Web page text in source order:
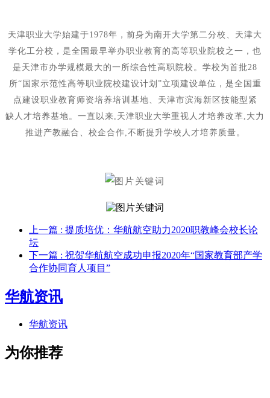
天津职业大学始建于1978年，前身为南开大学第二分校、天津大
学化工分校，是全国最早举办职业教育的高等职业院校之一， 也
是天津市办学规模最大的一所综合性高职院校。学校为首批28
所“国家示范性高等职业院校建设计划”立项建设单位 ，是全国重
点建设职业教育师资培养培训基地、天津市滨海新区技能型紧
缺人才培养基地。 一直以来,天津职业大学重视人才培养改革,大力
推进产教融合、校企合作,不断提升学校人才培养质量。
上一篇 : 提质培优：华航航空助力2020职教峰会校长论
坛
下一篇 : 祝贺华航航空成功申报2020年“国家教育部产学
合作协同育人项目”
华航资讯
华航资讯
为你推荐